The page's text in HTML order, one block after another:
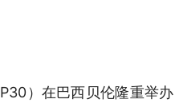
）在巴西贝伦隆重举